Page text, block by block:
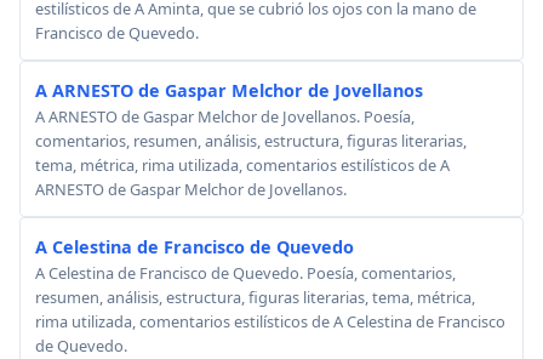
estilísticos de A Aminta, que se cubrió los ojos con la mano de
Francisco de Quevedo.
A ARNESTO de Gaspar Melchor de Jovellanos
A ARNESTO de Gaspar Melchor de Jovellanos. Poesía,
comentarios, resumen, análisis, estructura, figuras literarias,
tema, métrica, rima utilizada, comentarios estilísticos de A
ARNESTO de Gaspar Melchor de Jovellanos.
A Celestina de Francisco de Quevedo
A Celestina de Francisco de Quevedo. Poesía, comentarios,
resumen, análisis, estructura, figuras literarias, tema, métrica,
rima utilizada, comentarios estilísticos de A Celestina de Francisco
de Quevedo.